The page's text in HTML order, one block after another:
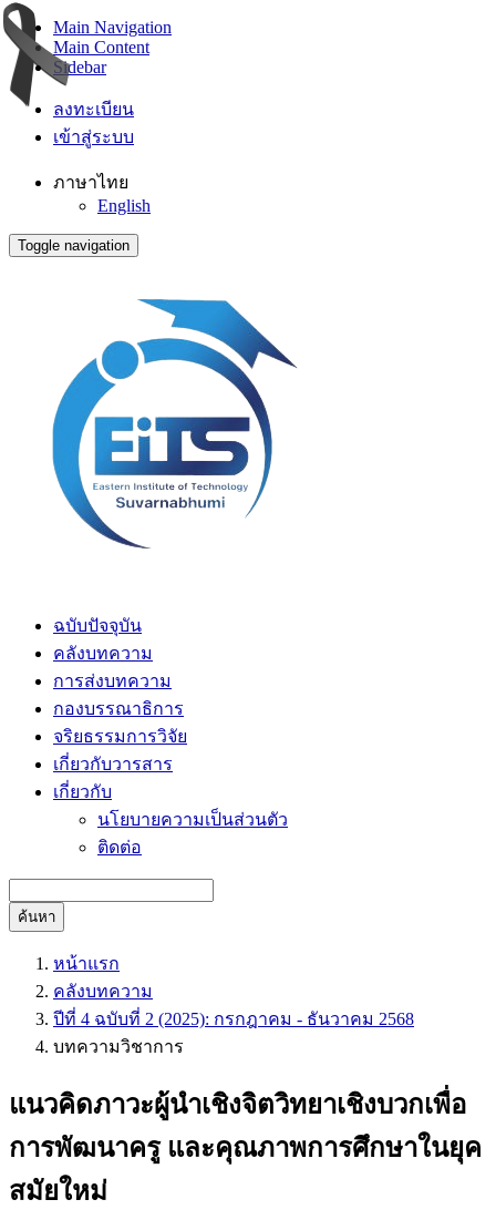
Main Navigation
Main Content
Sidebar
ลงทะเบียน
เข้าสู่ระบบ
ภาษาไทย
English
Toggle navigation
ฉบับปัจจุบัน
คลังบทความ
การส่งบทความ
กองบรรณาธิการ
จริยธรรมการวิจัย
เกี่ยวกับวารสาร
เกี่ยวกับ
นโยบายความเป็นส่วนตัว
ติดต่อ
ค้นหา
หน้าแรก
คลังบทความ
ปีที่ 4 ฉบับที่ 2 (2025): กรกฎาคม - ธันวาคม 2568
บทความวิชาการ
แนวคิดภาวะผู้นำเชิงจิตวิทยาเชิงบวกเพื่อ
การพัฒนาครู และคุณภาพการศึกษาในยุค
สมัยใหม่